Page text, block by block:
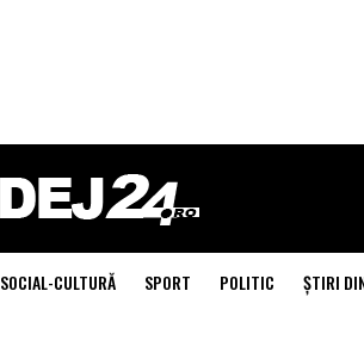
SOCIAL-CULTURĂ SPORT POLITIC ŞTIRI